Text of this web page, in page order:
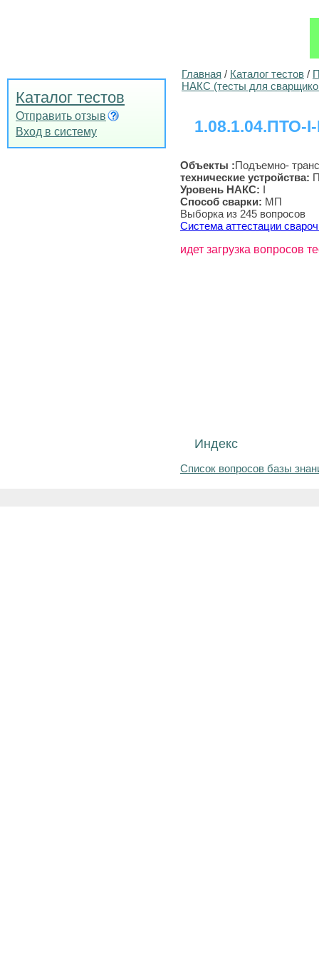
Каталог тестов
Отправить отзыв
Вход в систему
Главная / Каталог тестов /
НАКС (тесты для
1.08.1.04.ПТО-
Объекты :Подъемно-
технические устройства:
Уровень НАКС: I
Способ сварки: МП
Выборка из 245 вопросов
Система аттестации
идет загрузка вопросов
Индекс
Список вопросов базы